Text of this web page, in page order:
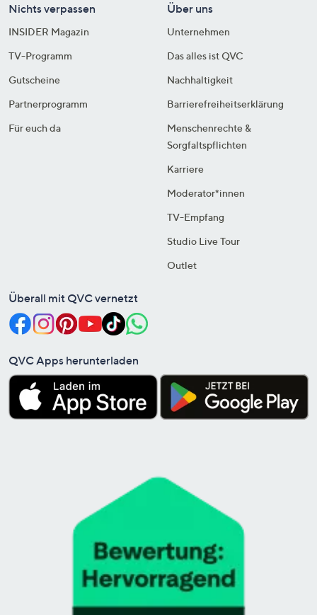
Nichts verpassen
INSIDER Magazin
TV-Programm
Gutscheine
Partnerprogramm
Für euch da
Über uns
Unternehmen
Das alles ist QVC
Nachhaltigkeit
Barrierefreiheitserklärung
Menschenrechte &
Sorgfaltspflichten
Karriere
Moderator*innen
TV-Empfang
Studio Live Tour
Outlet
Überall mit QVC vernetzt
QVC Apps herunterladen